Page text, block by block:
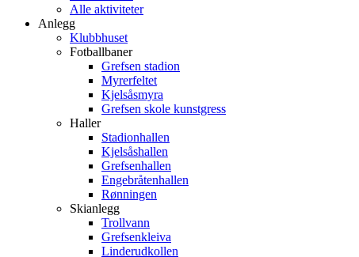
Alle aktiviteter
Anlegg
Klubbhuset
Fotballbaner
Grefsen stadion
Myrerfeltet
Kjelsåsmyra
Grefsen skole kunstgress
Haller
Stadionhallen
Kjelsåshallen
Grefsenhallen
Engebråtenhallen
Rønningen
Skianlegg
Trollvann
Grefsenkleiva
Linderudkollen